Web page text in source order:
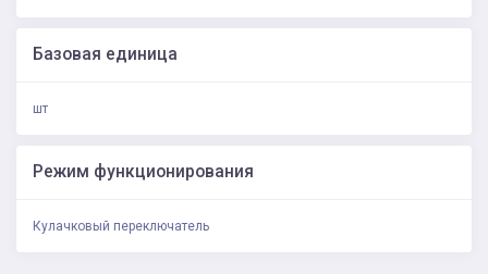
Базовая единица
шт
Режим функционирования
Кулачковый переключатель